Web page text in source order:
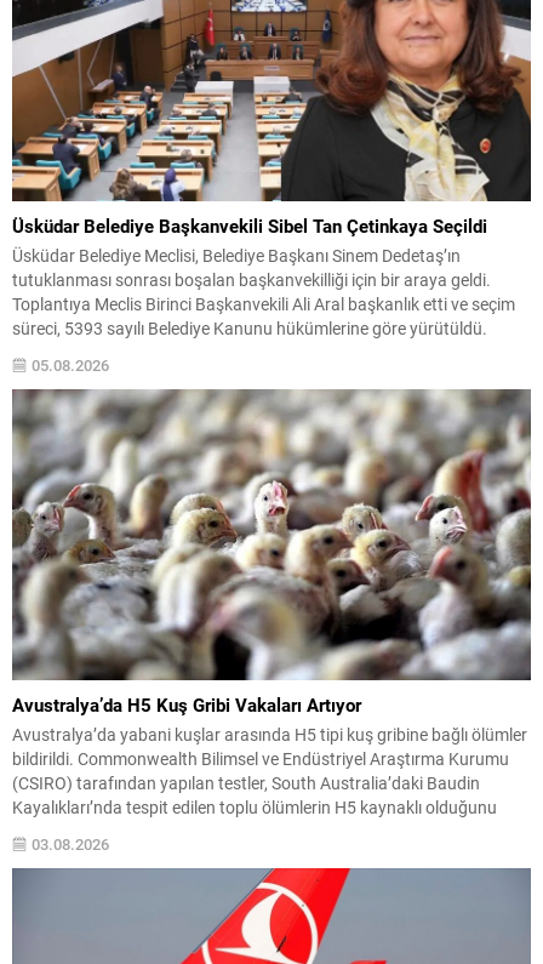
Üsküdar Belediye Başkanvekili Sibel Tan Çetinkaya Seçildi
Üsküdar Belediye Meclisi, Belediye Başkanı Sinem Dedetaş’ın
tutuklanması sonrası boşalan başkanvekilliği için bir araya geldi.
Toplantıya Meclis Birinci Başkanvekili Ali Aral başkanlık etti ve seçim
süreci, 5393 sayılı Belediye Kanunu hükümlerine göre yürütüldü.
ise Dündar Ziya Gültekin’i aday gösterdi....
05.08.2026
Avustralya’da H5 Kuş Gribi Vakaları Artıyor
Avustralya’da yabani kuşlar arasında H5 tipi kuş gribine bağlı ölümler
bildirildi. Commonwealth Bilimsel ve Endüstriyel Araştırma Kurumu
(CSIRO) tarafından yapılan testler, South Australia’daki Baudin
Kayalıkları’nda tespit edilen toplu ölümlerin H5 kaynaklı olduğunu
doğruladı. Vaka teyitleri sadece South Australia ile sınırlı kalmadı;
Western Australia, New South Wales, Queensland ve Victoria’da da...
03.08.2026